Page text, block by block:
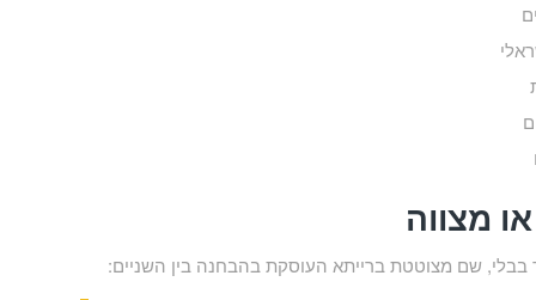
מצווה
בבלי, שם מצוטטת ברייתא העוסקת בהבחנה בין השניים: